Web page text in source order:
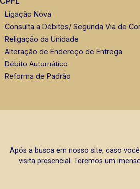
Ligação Nova
Consulta a Débitos/ Segunda Via de
Religação da Unidade
Alteração de Endereço de Entrega
Débito Automático
Reforma de Padrão
Após a busca em nosso site, caso
visita presencial. Teremos um